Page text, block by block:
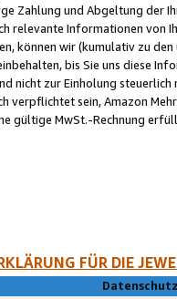
Zahlung und Abgeltung der
relevante Informationen von
können wir (kumulativ zu
bis Sie uns diese
nicht zur Einholung
verpflichtet sein, Amazon
gültige MwSt.-Rechnung
FÜR DIE